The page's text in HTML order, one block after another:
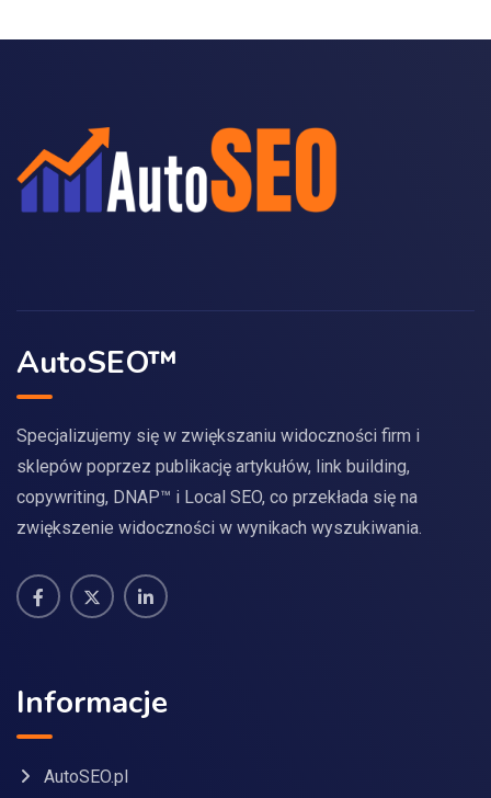
AutoSEO™
Specjalizujemy się w zwiększaniu widoczności firm i
sklepów poprzez publikację artykułów, link building,
copywriting, DNAP™ i Local SEO, co przekłada się na
zwiększenie widoczności w wynikach wyszukiwania.
Informacje
AutoSEO.pl